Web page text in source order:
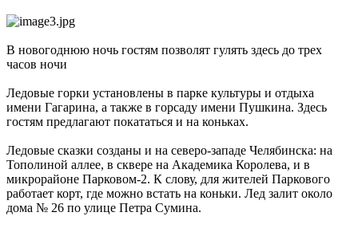
В новогоднюю ночь гостям позволят гулять здесь до трех
часов ночи
Ледовые горки установлены в парке культуры и отдыха
имени Гагарина, а также в горсаду имени Пушкина. Здесь
гостям предлагают покататься и на коньках.
Ледовые сказки созданы и на северо-западе Челябинска: на
Тополиной аллее, в сквере на Академика Королева, и в
микрорайоне Парковом-2. К слову, для жителей Паркового
работает корт, где можно встать на коньки. Лед залит около
дома № 26 по улице Петра Сумина.